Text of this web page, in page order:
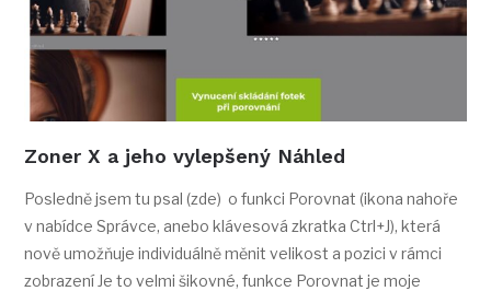
Zoner X a jeho vylepšený Náhled
Posledně jsem tu psal (zde) o funkci Porovnat (ikona nahoře
v nabídce Správce, anebo klávesová zkratka Ctrl+J), která
nově umožňuje individuálně měnit velikost a pozici v rámci
zobrazení Je to velmi šikovné, funkce Porovnat je moje